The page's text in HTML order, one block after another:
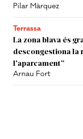
Pilar Màrquez
Terrassa
La zona blava és
descongestiona la
l'aparcament”
Arnau Fort